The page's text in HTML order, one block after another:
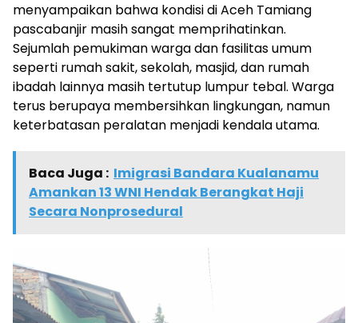
menyampaikan bahwa kondisi di Aceh Tamiang
pascabanjir masih sangat memprihatinkan.
Sejumlah pemukiman warga dan fasilitas umum
seperti rumah sakit, sekolah, masjid, dan rumah
ibadah lainnya masih tertutup lumpur tebal. Warga
terus berupaya membersihkan lingkungan, namun
keterbatasan peralatan menjadi kendala utama.
Baca Juga : Imigrasi Bandara Kualanamu
Amankan 13 WNI Hendak Berangkat Haji
Secara Nonprosedural